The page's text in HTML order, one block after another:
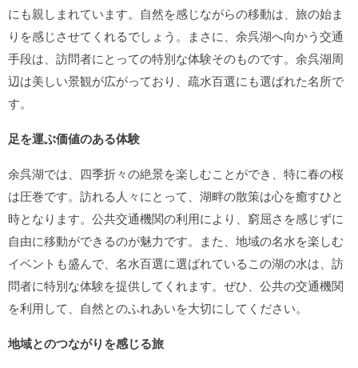
にも親しまれています。自然を感じながらの移動は、旅の始ま
りを感じさせてくれるでしょう。まさに、余呉湖へ向かう交通
手段は、訪問者にとっての特別な体験そのものです。余呉湖周
辺は美しい景観が広がっており、疏水百選にも選ばれた名所で
す。
足を運ぶ価値のある体験
余呉湖では、四季折々の絶景を楽しむことができ、特に春の桜
は圧巻です。訪れる人々にとって、湖畔の散策は心を癒すひと
時となります。公共交通機関の利用により、窮屈さを感じずに
自由に移動ができるのが魅力です。また、地域の名水を楽しむ
イベントも盛んで、名水百選に選ばれているこの湖の水は、訪
問者に特別な体験を提供してくれます。ぜひ、公共の交通機関
を利用して、自然とのふれあいを大切にしてください。
地域とのつながりを感じる旅